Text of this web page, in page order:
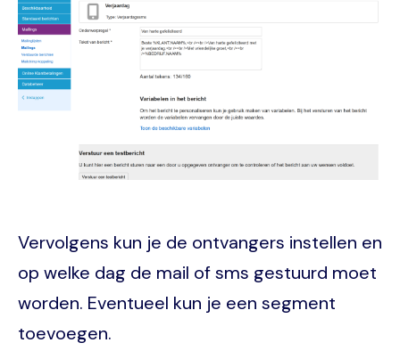
Vervolgens kun je de ontvangers instellen en
op welke dag de mail of sms gestuurd moet
worden. Eventueel kun je een segment
toevoegen.